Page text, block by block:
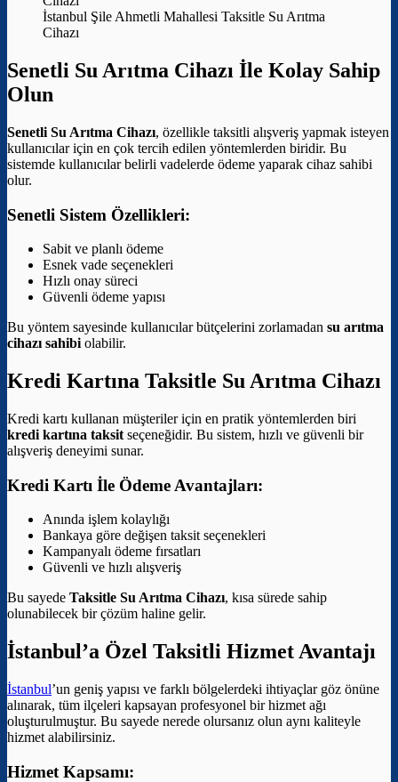
İstanbul Şile Ahmetli Mahallesi Taksitle Su Arıtma
Cihazı
Senetli Su Arıtma Cihazı İle Kolay Sahip
Olun
Senetli Su Arıtma Cihazı, özellikle taksitli alışveriş yapmak isteyen
kullanıcılar için en çok tercih edilen yöntemlerden biridir. Bu
sistemde kullanıcılar belirli vadelerde ödeme yaparak cihaz sahibi
olur.
Senetli Sistem Özellikleri:
Sabit ve planlı ödeme
Esnek vade seçenekleri
Hızlı onay süreci
Güvenli ödeme yapısı
Bu yöntem sayesinde kullanıcılar bütçelerini zorlamadan su arıtma
cihazı sahibi olabilir.
Kredi Kartına Taksitle Su Arıtma Cihazı
Kredi kartı kullanan müşteriler için en pratik yöntemlerden biri
kredi kartına taksit seçeneğidir. Bu sistem, hızlı ve güvenli bir
alışveriş deneyimi sunar.
Kredi Kartı İle Ödeme Avantajları:
Anında işlem kolaylığı
Bankaya göre değişen taksit seçenekleri
Kampanyalı ödeme fırsatları
Güvenli ve hızlı alışveriş
Bu sayede Taksitle Su Arıtma Cihazı, kısa sürede sahip
olunabilecek bir çözüm haline gelir.
İstanbul’a Özel Taksitli Hizmet Avantajı
İstanbul’un geniş yapısı ve farklı bölgelerdeki ihtiyaçlar göz önüne
alınarak, tüm ilçeleri kapsayan profesyonel bir hizmet ağı
oluşturulmuştur. Bu sayede nerede olursanız olun aynı kaliteyle
hizmet alabilirsiniz.
Hizmet Kapsamı: